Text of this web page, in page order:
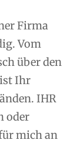
Firma
Vom
über den
Ihr
IHR
oder
mich an